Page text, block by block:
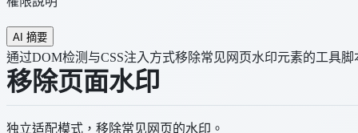
AI 摘要
通过DOM检测与CSS注入方式移除常见网页水印元素的工具脚
移除页面水印
独立适配模式，移除常见网页的水印。